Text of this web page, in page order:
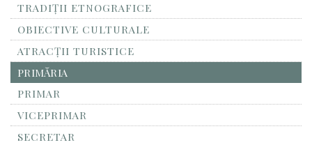
TRADIȚII ETNOGRAFICE
OBIECTIVE CULTURALE
ATRACȚII TURISTICE
PRIMĂRIA
PRIMAR
VICEPRIMAR
SECRETAR